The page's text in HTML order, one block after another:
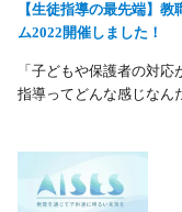
【生徒指導の最先端】
ム2022開催しました！
「子どもや保護者の対
指導ってどんな感じな